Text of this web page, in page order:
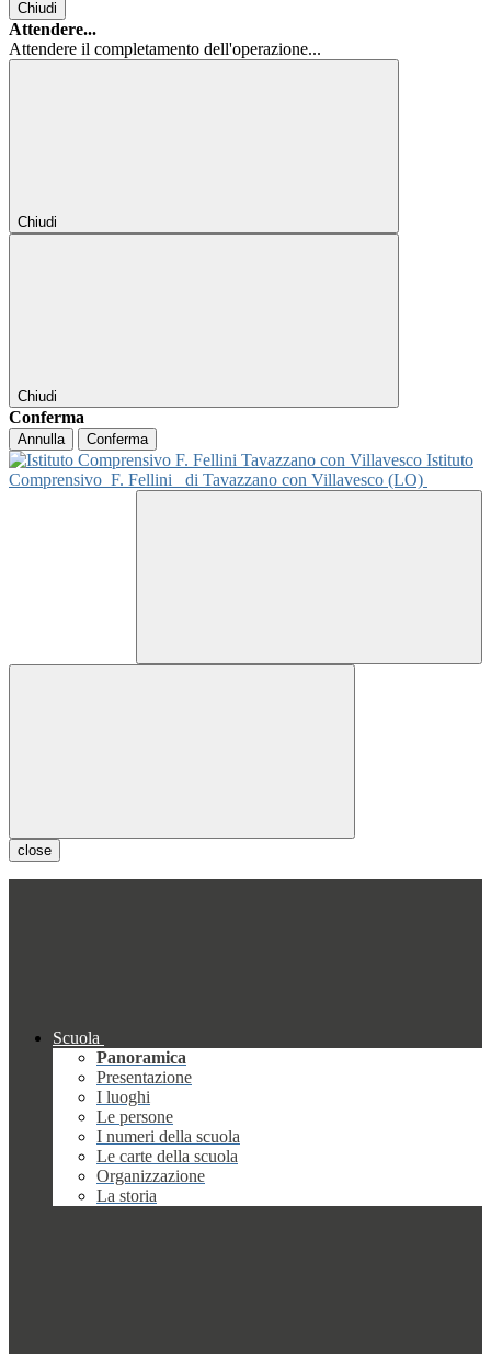
Chiudi
Attendere...
Attendere il completamento dell'operazione...
Chiudi
Chiudi
Conferma
Annulla Conferma
Istituto
Comprensivo F. Fellini di Tavazzano con Villavesco (LO)
close
Scuola
Panoramica
Presentazione
I luoghi
Le persone
I numeri della scuola
Le carte della scuola
Organizzazione
La storia